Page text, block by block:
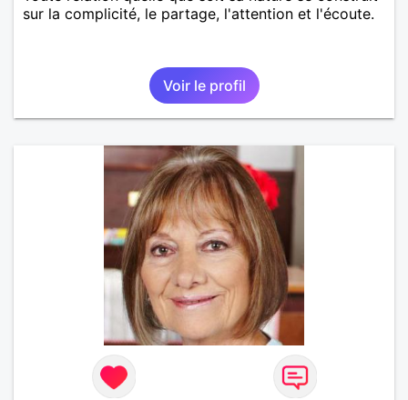
sur la complicité, le partage, l'attention et l'écoute.
Voir le profil